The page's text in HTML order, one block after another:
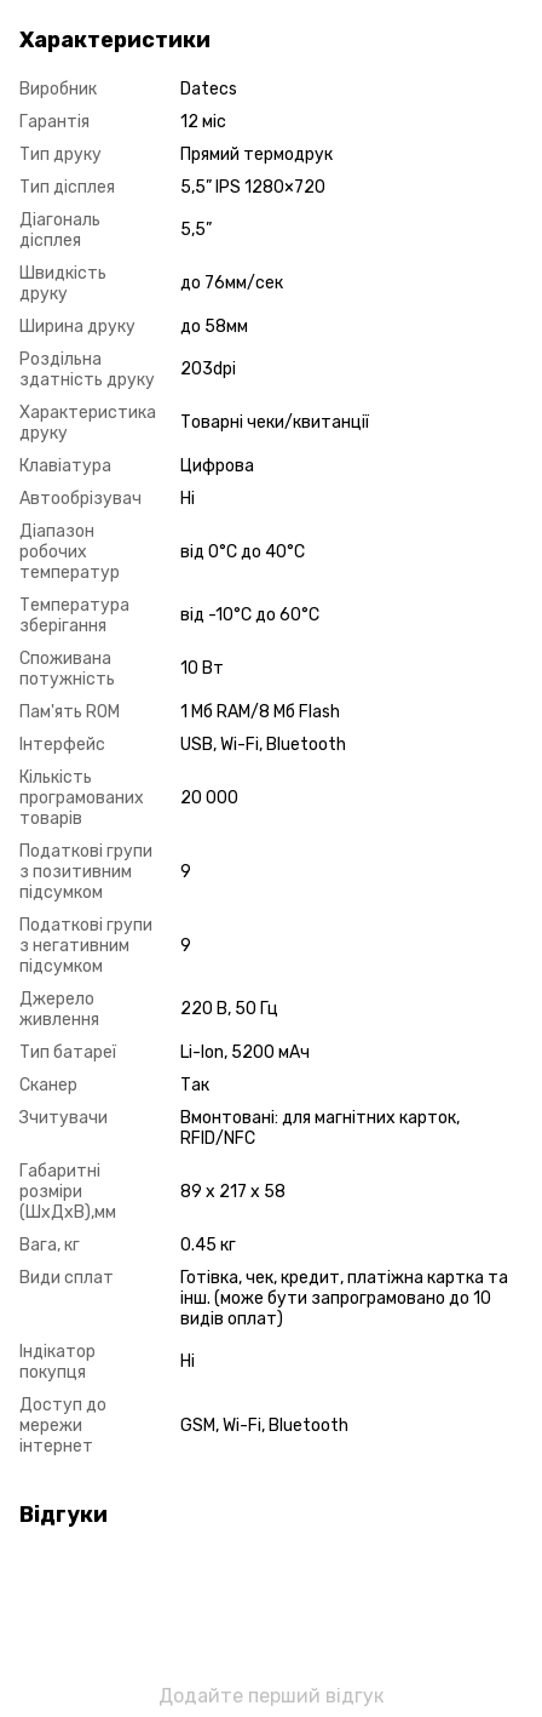
Характеристики
Виробник
Datecs
Гарантія
12 міс
Тип друку
Прямий термодрук
Тип дісплея
5,5” IPS 1280×720
Діагональ
дісплея
5,5”
Швидкість
друку
до 76мм/сек
Ширина друку
до 58мм
Роздільна
здатність друку
203dpi
Характеристика
друку
Товарні чеки/квитанції
Клавіатура
Цифрова
Автообрізувач
Ні
Діапазон
робочих
температур
від 0°С до 40°С
Температура
зберігання
від -10°C до 60°C
Споживана
потужність
10 Вт
Пам'ять ROM
1 Мб RAM/8 Мб Flash
Інтерфейс
USB, Wi-Fi, Bluetooth
Кількість
програмованих
товарів
20 000
Податкові групи
з позитивним
підсумком
9
Податкові групи
з негативним
підсумком
9
Джерело
живлення
220 В, 50 Гц
Тип батареї
Li-Ion, 5200 мAч
Сканер
Так
Зчитувачи
Вмонтовані: для магнітних карток,
RFID/NFC
Габаритні
розміри
(ШхДхВ),мм
89 x 217 x 58
Вага, кг
0.45 кг
Види сплат
Готівка, чек, кредит, платіжна картка та
інш. (може бути запрограмовано до 10
видів оплат)
Індікатор
покупця
Ні
Доступ до
мережи
інтернет
GSM, Wi-Fi, Bluetooth
Відгуки
Додайте перший відгук